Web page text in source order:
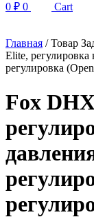
0 ₽ 0 Cart
Главная / Товар
Elite,
регулировка
Fox